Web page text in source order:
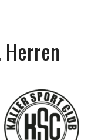
Herren